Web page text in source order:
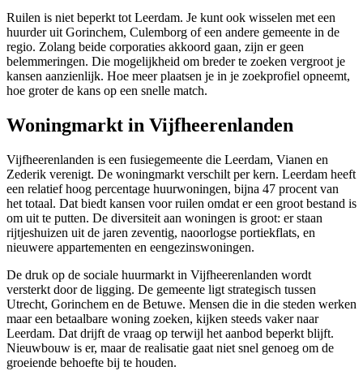
Ruilen is niet beperkt tot Leerdam. Je kunt ook wisselen met een
huurder uit Gorinchem, Culemborg of een andere gemeente in de
regio. Zolang beide corporaties akkoord gaan, zijn er geen
belemmeringen. Die mogelijkheid om breder te zoeken vergroot je
kansen aanzienlijk. Hoe meer plaatsen je in je zoekprofiel opneemt,
hoe groter de kans op een snelle match.
Woningmarkt in Vijfheerenlanden
Vijfheerenlanden is een fusiegemeente die Leerdam, Vianen en
Zederik verenigt. De woningmarkt verschilt per kern. Leerdam heeft
een relatief hoog percentage huurwoningen, bijna 47 procent van
het totaal. Dat biedt kansen voor ruilen omdat er een groot bestand is
om uit te putten. De diversiteit aan woningen is groot: er staan
rijtjeshuizen uit de jaren zeventig, naoorlogse portiekflats, en
nieuwere appartementen en eengezinswoningen.
De druk op de sociale huurmarkt in Vijfheerenlanden wordt
versterkt door de ligging. De gemeente ligt strategisch tussen
Utrecht, Gorinchem en de Betuwe. Mensen die in die steden werken
maar een betaalbare woning zoeken, kijken steeds vaker naar
Leerdam. Dat drijft de vraag op terwijl het aanbod beperkt blijft.
Nieuwbouw is er, maar de realisatie gaat niet snel genoeg om de
groeiende behoefte bij te houden.